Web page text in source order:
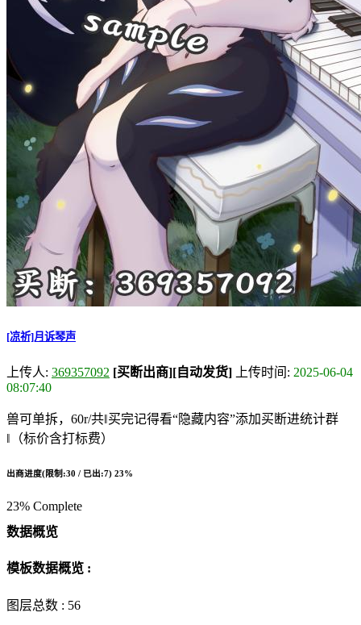
[凉祈]月诉琴声
上传人: 369357092 [买断出商][自动发货] 上传时间: 2025-06-04
08:07:40
兽可单拆，60r/共‖买完记得看“隐藏内容”添加买断进统计群
‖（标价含打标费）
出商进度(限制:30 / 已出:7) 23%
23% Complete
数据概览
模板数据概览 :
图层总数 : 56